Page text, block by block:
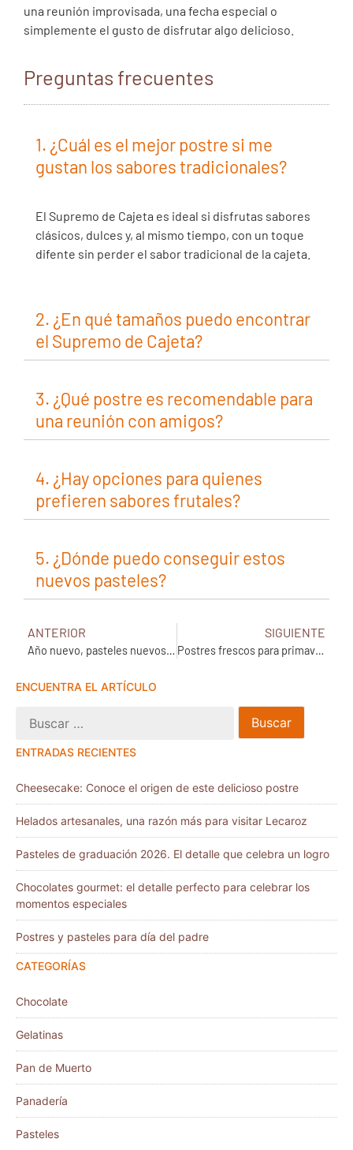
una reunión improvisada, una fecha especial o
simplemente el gusto de disfrutar algo delicioso.
Preguntas frecuentes
1. ¿Cuál es el mejor postre si me
gustan los sabores tradicionales?
El Supremo de Cajeta es ideal si disfrutas sabores
clásicos, dulces y, al mismo tiempo, con un toque
difente sin perder el sabor tradicional de la cajeta.
2. ¿En qué tamaños puedo encontrar
el Supremo de Cajeta?
3. ¿Qué postre es recomendable para
una reunión con amigos?
4. ¿Hay opciones para quienes
prefieren sabores frutales?
5. ¿Dónde puedo conseguir estos
nuevos pasteles?
ANTERIOR
Año nuevo, pasteles nuevos. Pasteles que serán tendencia este 2026.
SIGUIENTE
Postres frescos para primavera
ENCUENTRA EL ARTÍCULO
ENTRADAS RECIENTES
Cheesecake: Conoce el origen de este delicioso postre
Helados artesanales, una razón más para visitar Lecaroz
Pasteles de graduación 2026. El detalle que celebra un logro
Chocolates gourmet: el detalle perfecto para celebrar los
momentos especiales
Postres y pasteles para día del padre
CATEGORÍAS
Chocolate
Gelatinas
Pan de Muerto
Panadería
Pasteles